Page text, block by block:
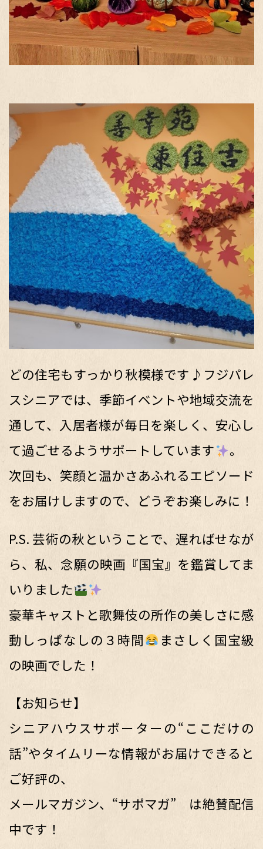
どの住宅もすっかり秋模様です♪フジパレ
スシニアでは、季節イベントや地域交流を
通して、入居者様が毎日を楽しく、安心し
て過ごせるようサポートしています
。
次回も、笑顔と温かさあふれるエピソード
をお届けしますので、どうぞお楽しみに！
P.S. 芸術の秋ということで、遅ればせなが
ら、私、念願の映画『国宝』を鑑賞してま
いりました
豪華キャストと歌舞伎の所作の美しさに感
動しっぱなしの３時間
まさしく国宝級
の映画でした！
【お知らせ】
シニアハウスサポーターの“ここだけの
話”やタイムリーな情報がお届けできると
ご好評の、
メールマガジン、“サポマガ” は絶賛配信
中です！